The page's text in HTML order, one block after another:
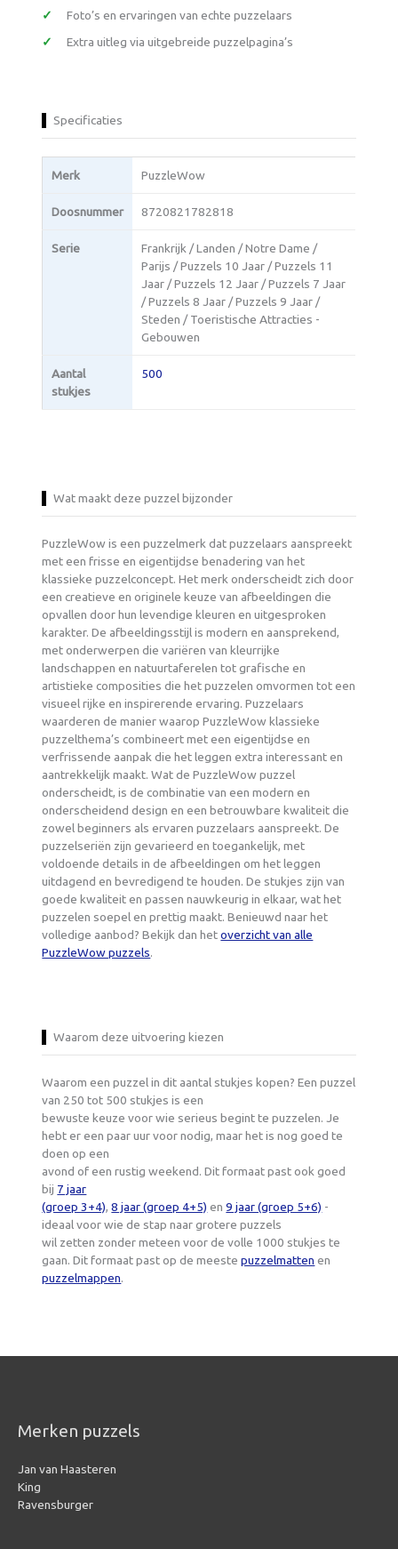
Foto’s en ervaringen van echte puzzelaars
Extra uitleg via uitgebreide puzzelpagina’s
Specificaties
Merk PuzzleWow
Doosnummer 8720821782818
Serie
Frankrijk / Landen / Notre Dame /
Parijs / Puzzels 10 Jaar / Puzzels 11
Jaar / Puzzels 12 Jaar / Puzzels 7 Jaar
/ Puzzels 8 Jaar / Puzzels 9 Jaar /
Steden / Toeristische Attracties -
Gebouwen
Aantal
stukjes
500
Wat maakt deze puzzel bijzonder
PuzzleWow is een puzzelmerk dat puzzelaars aanspreekt
met een frisse en eigentijdse benadering van het
klassieke puzzelconcept. Het merk onderscheidt zich door
een creatieve en originele keuze van afbeeldingen die
opvallen door hun levendige kleuren en uitgesproken
karakter. De afbeeldingsstijl is modern en aansprekend,
met onderwerpen die variëren van kleurrijke
landschappen en natuurtaferelen tot grafische en
artistieke composities die het puzzelen omvormen tot een
visueel rijke en inspirerende ervaring. Puzzelaars
waarderen de manier waarop PuzzleWow klassieke
puzzelthema’s combineert met een eigentijdse en
verfrissende aanpak die het leggen extra interessant en
aantrekkelijk maakt. Wat de PuzzleWow puzzel
onderscheidt, is de combinatie van een modern en
onderscheidend design en een betrouwbare kwaliteit die
zowel beginners als ervaren puzzelaars aanspreekt. De
puzzelseriën zijn gevarieerd en toegankelijk, met
voldoende details in de afbeeldingen om het leggen
uitdagend en bevredigend te houden. De stukjes zijn van
goede kwaliteit en passen nauwkeurig in elkaar, wat het
puzzelen soepel en prettig maakt. Benieuwd naar het
volledige aanbod? Bekijk dan hetoverzicht van alle
PuzzleWow puzzels.
Waarom deze uitvoering kiezen
Waarom een puzzel in dit aantal stukjes kopen? Een puzzel
van 250 tot 500 stukjes is een
bewuste keuze voor wie serieus begint te puzzelen. Je
hebt er een paar uur voor nodig, maar het is nog goed te
doen op een
avond of een rustig weekend. Dit formaat past ook goed
bij 7 jaar
(groep 3+4),8 jaar (groep 4+5) en9 jaar (groep 5+6) -
ideaal voor wie de stap naar grotere puzzels
wil zetten zonder meteen voor de volle 1000 stukjes te
gaan. Dit formaat past op de meestepuzzelmatten en
puzzelmappen.
Merken puzzels
Jan van Haasteren
King
Ravensburger